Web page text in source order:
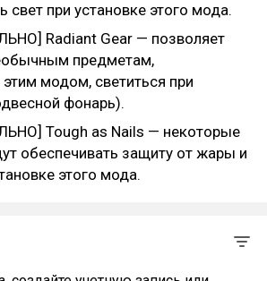
свет при установке этого мода.
Radiant Gear — позволяет
предметам,
модом, светиться при
фонарь).
Tough as Nails — некоторые
обеспечивать защиту от жары и
этого мода.